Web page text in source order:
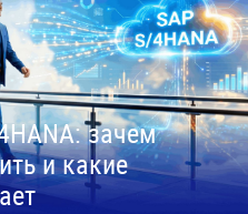
зачем
и какие